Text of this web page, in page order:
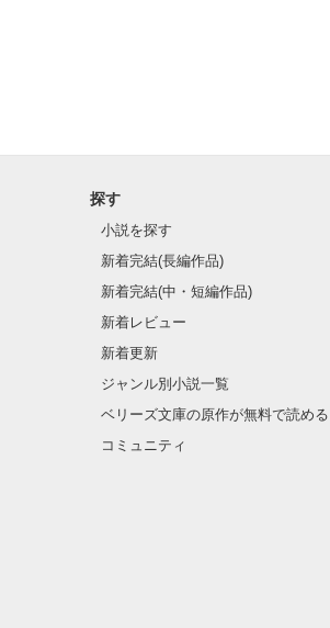
探す
小説を探す
新着完結(長編作品)
新着完結(中・短編作品)
新着レビュー
新着更新
ジャンル別小説一覧
ベリーズ文庫の原作が無料で読める
コミュニティ